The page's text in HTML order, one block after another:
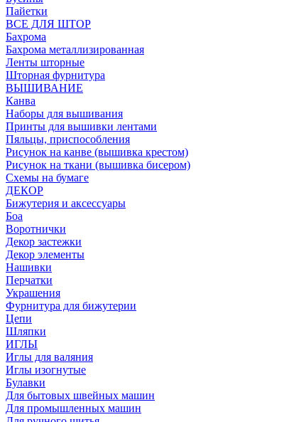
Пайетки
ВСЕ ДЛЯ ШТОР
Бахрома
Бахрома металлизированная
Ленты шторные
Шторная фурнитура
ВЫШИВАНИЕ
Канва
Наборы для вышивания
Принты для вышивки лентами
Пяльцы, приспособления
Рисунок на канве (вышивка крестом)
Рисунок на ткани (вышивка бисером)
Схемы на бумаге
ДЕКОР
Бижутерия и аксессуары
Боа
Воротнички
Декор застежки
Декор элементы
Нашивки
Перчатки
Украшения
Фурнитура для бижутерии
Цепи
Шляпки
ИГЛЫ
Иглы для валяния
Иглы изогнутые
Булавки
Для бытовых швейных машин
Для промышленных машин